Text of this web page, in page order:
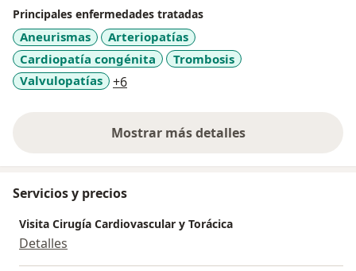
Principales enfermedades tratadas
Aneurismas
Arteriopatías
Cardiopatía congénita
Trombosis
Valvulopatías
+6a11y_sr_more_diseases
Mostrar más detalles
sobre la experiencia
Servicios y precios
Visita Cirugía Cardiovascular y Torácica
Detalles